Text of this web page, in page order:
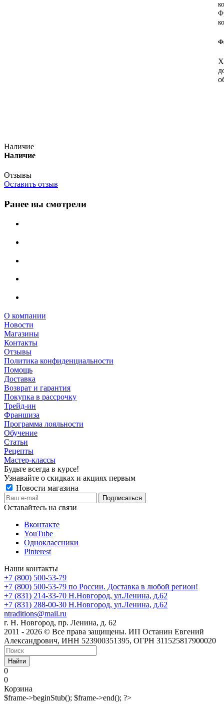
Наличие
Наличие
Отзывы
Оставить отзыв
Ранее вы смотрели
О компании
Новости
Магазины
Контакты
Отзывы
Политика конфиденциальности
Помощь
Доставка
Возврат и гарантия
Покупка в рассрочку
Трейд-ин
Франшиза
Программа лояльности
Обучение
Статьи
Рецепты
Мастер-классы
Будьте всегда в курсе!
Узнавайте о скидках и акциях первым
Новости магазина
Оставайтесь на связи
Вконтакте
YouTube
Одноклассники
Pinterest
Наши контакты
+7 (800) 500-53-79
+7 (800) 500-53-79 по России. Доставка в любой регион!
+7 (831) 214-33-70 Н.Новгород, ул.Ленина, д.62
+7 (831) 288-00-30 Н.Новгород, ул.Ленина, д.62
ntraditions@mail.ru
г. Н. Новгород, пр. Ленина, д. 62
2011 - 2026 © Все права защищены. ИП Останин Евгений
Александрович, ИНН 523900351395, ОГРН 311525817900020
Найти
0
0
Корзина
$frame->beginStub(); $frame->end(); ?>